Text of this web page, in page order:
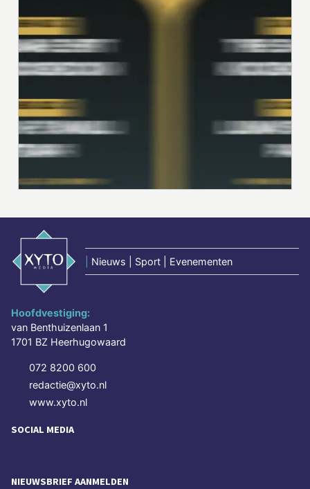
Nieuws | Sport | Evenementen
Hoofdvestiging:
van Benthuizenlaan 1
1701 BZ Heerhugowaard
072 8200 600
redactie@xyto.nl
www.xyto.nl
SOCIAL MEDIA
NIEUWSBRIEF AANMELDEN